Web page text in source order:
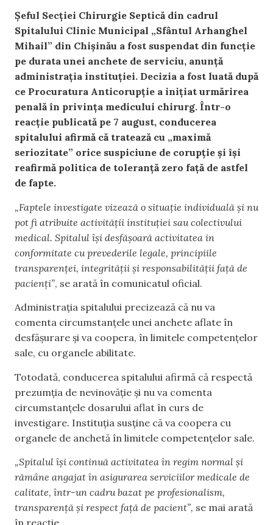
Șeful Secției Chirurgie Septică din cadrul
Spitalului Clinic Municipal „Sfântul Arhanghel
Mihail” din Chișinău a fost suspendat din funcție
pe durata unei anchete de serviciu, anunță
administrația instituției. Decizia a fost luată după
ce Procuratura Anticorupție a inițiat urmărirea
penală în privința medicului chirurg. Într-o
reacție publicată pe 7 august, conducerea
spitalului afirmă că tratează cu „maximă
seriozitate” orice suspiciune de corupție și își
reafirmă politica de toleranță zero față de astfel
de fapte.
„Faptele investigate vizează o situație individuală și nu
pot fi atribuite activității instituției sau colectivului
medical. Spitalul își desfășoară activitatea in
conformitate cu prevederile legale, principiile
transparenței, integrității și responsabilității față de
pacienți”, se arată în comunicatul oficial.
Administrația spitalului precizează că nu va
comenta circumstanțele unei anchete aflate în
desfășurare și va coopera, în limitele competențelor
sale, cu organele abilitate.
Totodată, conducerea spitalului afirmă că respectă
prezumția de nevinovăție și nu va comenta
circumstanțele dosarului aflat în curs de
investigare. Instituția susține că va coopera cu
organele de anchetă în limitele competențelor sale.
„Spitalul își continuă activitatea în regim normal și
rămâne angajat în asigurarea serviciilor medicale de
calitate, într-un cadru bazat pe profesionalism,
transparență și respect față de pacient”, se mai arată
în reacție.